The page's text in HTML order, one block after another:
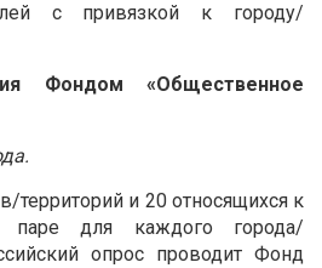
с привязкой к городу/
Фондом «Общественное
территорий и 20 относящихся к
для каждого города/
опрос проводит Фонд